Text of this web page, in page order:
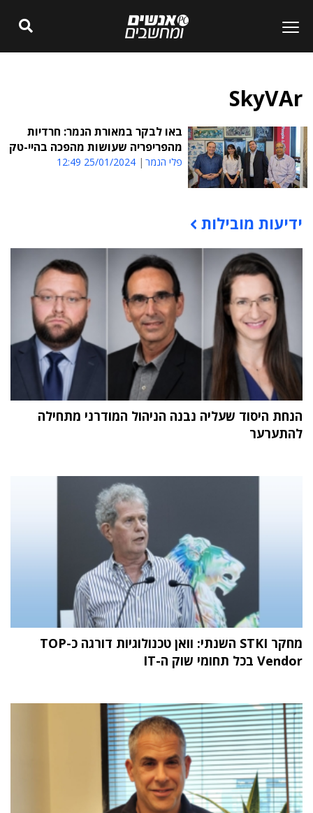
SkyVAr
באו לבקר במאורת הנמר: חרדיות
מהפריפריה שעושות מהפכה בהיי-טק
פלי הנמר 25/01/2024 12:49
תוכן פרסומי
ידיעות מובילות
הנחת היסוד שעליה נבנה הניהול המודרני מתחילה
להתערער
מחקר STKI השנתי: וואן טכנולוגיות דורגה כ-TOP
Vendor בכל תחומי שוק ה-IT